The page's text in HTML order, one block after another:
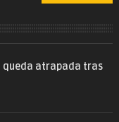
queda atrapada tras